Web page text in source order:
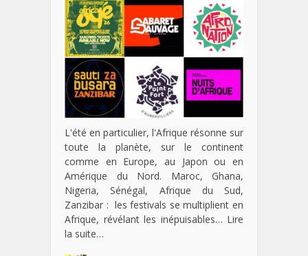
L'été en particulier, l'Afrique résonne sur
toute la planète, sur le continent
comme en Europe, au Japon ou en
Amérique du Nord. Maroc, Ghana,
Nigeria, Sénégal, Afrique du Sud,
Zanzibar : les festivals se multiplient en
Afrique, révélant les inépuisables… Lire
la suite…